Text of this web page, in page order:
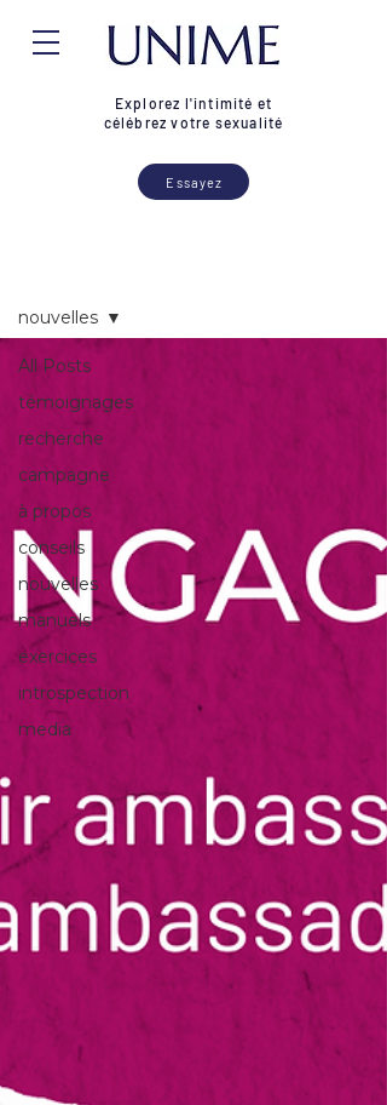
Essayez
Explorez l'intimité et
célébrez votre sexualité
All Posts
témoignages
recherche
campagne
à propos
conseils
nouvelles
manuels
exercices
introspection
media
nouvelles